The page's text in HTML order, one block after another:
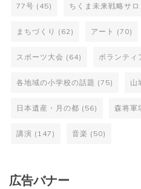
77号 (45) ちくま未来戦略サロ
まちづくり (62) アート (70)
スポーツ大会 (64) ボランティ
各地域の小学校の話題 (75) 山
日本遺産・月の都 (56) 森将軍
講演 (147) 音楽 (50)
広告バナー